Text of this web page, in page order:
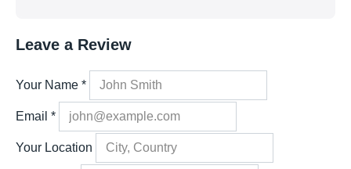
Leave a Review
Your Name *
Email *
Your Location